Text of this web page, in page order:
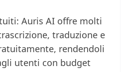
Auris AI offre molti
traduzione e
rendendoli
utenti con budget